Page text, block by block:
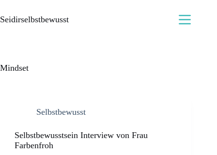
Seidirselbstbewusst
Mindset
Selbstbewusst
Selbstbewusstsein Interview von Frau
Farbenfroh